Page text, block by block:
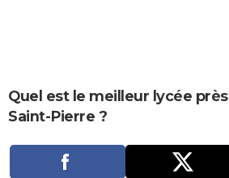
Carte de Noël
Carte Bonne année
Carte Saint-Valentin
Carte Pâques
Carte d'anniversaire
DICTIONNAIRE
Dictionnaire
Biographies
Citations
Expressions
Proverbes
COPAINS D'AVANT
Quel est le meilleur lycée
Saint-Pierre ?